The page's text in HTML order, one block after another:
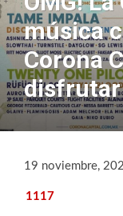
música
Corona
19 noviembre,
1117